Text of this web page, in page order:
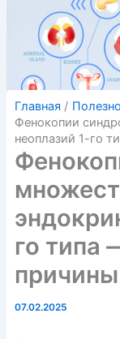
Главная
Фенокопии
неоплазий 1-го
го типа
причины
07.02.2025